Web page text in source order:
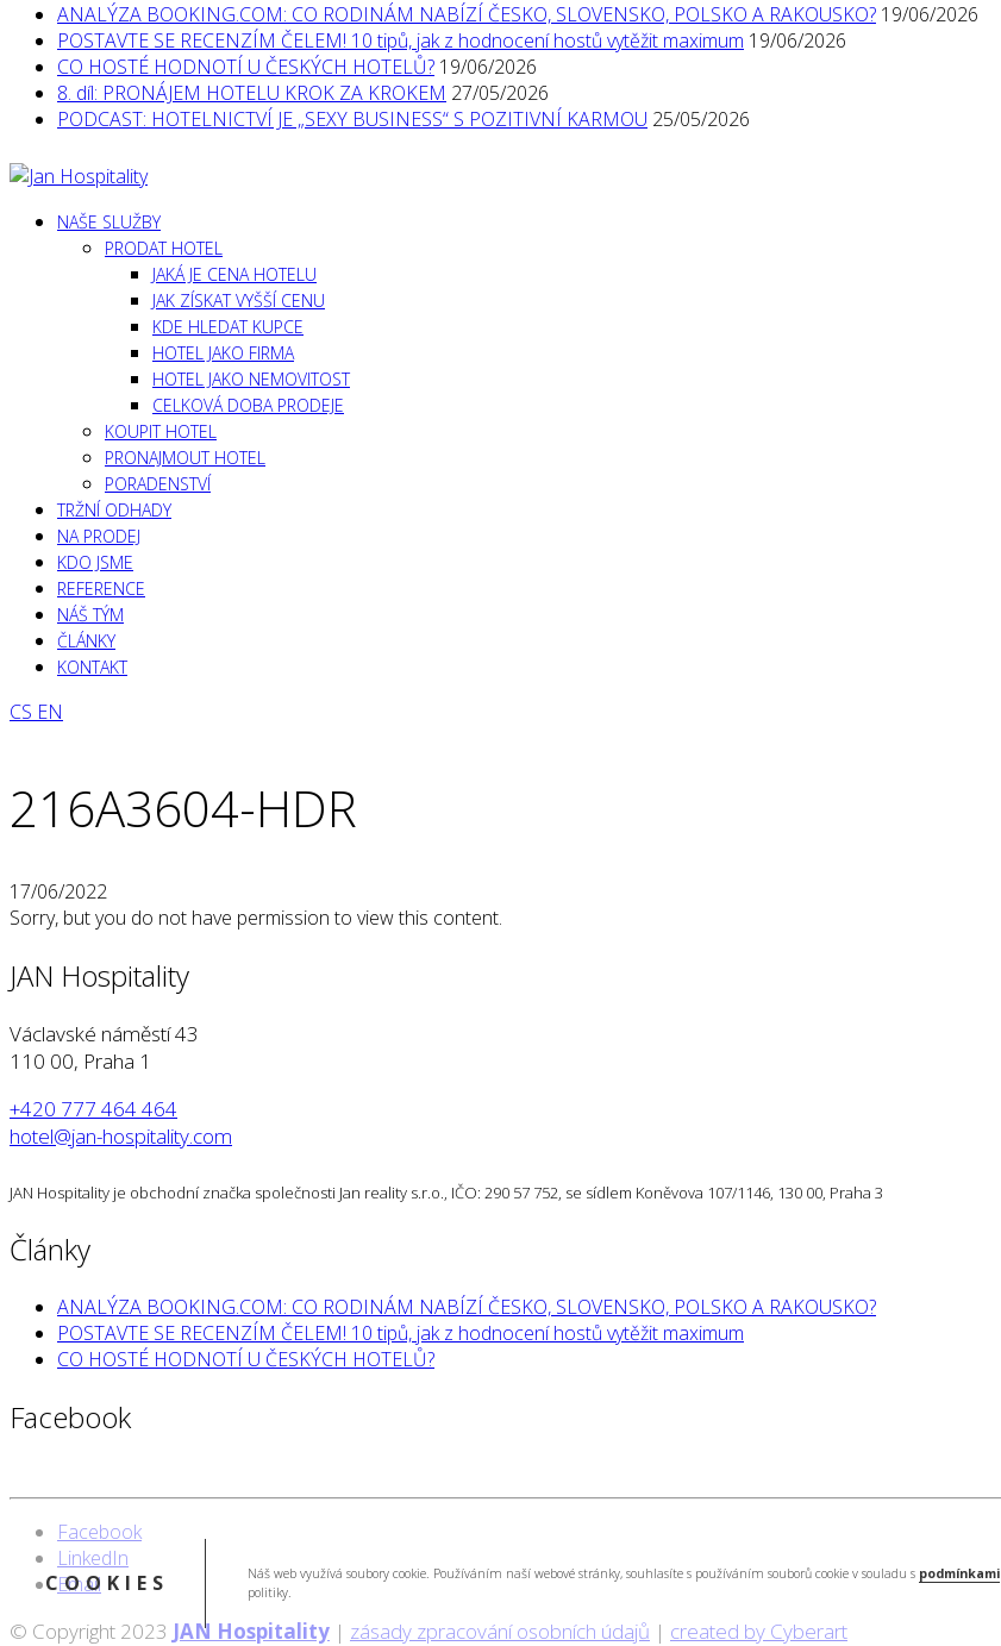
COOKIES Náš web využívá soubory cookie. Používáním naší webové stránky, souhlasíte s používáním souborů cookie v souladu s podmínkami
politiky.
ANALÝZA BOOKING.COM: CO RODINÁM NABÍZÍ ČESKO, SLOVENSKO, POLSKO A RAKOUSKO? 19/06/2026
POSTAVTE SE RECENZÍM ČELEM! 10 tipů, jak z hodnocení hostů vytěžit maximum 19/06/2026
CO HOSTÉ HODNOTÍ U ČESKÝCH HOTELŮ? 19/06/2026
8. díl: PRONÁJEM HOTELU KROK ZA KROKEM 27/05/2026
PODCAST: HOTELNICTVÍ JE „SEXY BUSINESS“ S POZITIVNÍ KARMOU 25/05/2026
NAŠE SLUŽBY
PRODAT HOTEL
JAKÁ JE CENA HOTELU
JAK ZÍSKAT VYŠŠÍ CENU
KDE HLEDAT KUPCE
HOTEL JAKO FIRMA
HOTEL JAKO NEMOVITOST
CELKOVÁ DOBA PRODEJE
KOUPIT HOTEL
PRONAJMOUT HOTEL
PORADENSTVÍ
TRŽNÍ ODHADY
NA PRODEJ
KDO JSME
REFERENCE
NÁŠ TÝM
ČLÁNKY
KONTAKT
CS EN
216A3604-HDR
17/06/2022
Sorry, but you do not have permission to view this content.
JAN Hospitality
Václavské náměstí 43
110 00, Praha 1
+420 777 464 464
hotel@jan-hospitality.com
JAN Hospitality je obchodní značka společnosti Jan reality s.r.o., IČO: 290 57 752, se sídlem Koněvova 107/1146, 130 00, Praha 3
Články
ANALÝZA BOOKING.COM: CO RODINÁM NABÍZÍ ČESKO, SLOVENSKO, POLSKO A RAKOUSKO?
POSTAVTE SE RECENZÍM ČELEM! 10 tipů, jak z hodnocení hostů vytěžit maximum
CO HOSTÉ HODNOTÍ U ČESKÝCH HOTELŮ?
Facebook
Facebook
LinkedIn
Email
© Copyright 2023 JAN Hospitality | zásady zpracování osobních údajů | created by Cyberart